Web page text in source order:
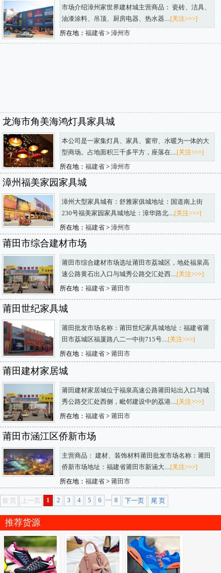
市场介绍漳州家世界建材城主营商品： 瓷砖、洁具、
油漆涂料、吊顶、厨房电器、热水器....[关注>>>]
所在地： 福建省> 漳州市
龙海市角美海鸿灯具家具城
本公司是一家集灯具、家具、窗帘、水暖为一体的大
型商场。占地面积三千多平方，座落在....[关注>>>]
所在地： 福建省> 漳州市
漳州福美家园家具城
漳州大型家具城有：舒雅家俱城地址：国道南上街
230号福美家园家具城地址：漳华路北....[关注>>>]
所在地： 福建省> 漳州市
莆田市综合建材市场
莆田市综合建材市场选址莆田市荔城区，地处福泉高
速公路黄石出入口与城秀公路交汇处西....[关注>>>]
所在地： 福建省> 莆田市
莆田世纪家具城
莆田批发市场名称：莆田世纪家具城地址：福建省莆
田市荔城区福厦路八二一中街715号....[关注>>>]
所在地： 福建省> 莆田市
莆田建材家居城
莆田建材家居城位于福泉高速公路莆田站出入口与城
秀公路交汇处西侧，毗邻建设中的荔港....[关注>>>]
所在地： 福建省> 莆田市
莆田市涵江区侨新市场
主营商品： 建材、装饰材料莆田批发市场名称：莆田
侨新市场地址：福建省莆田市新涵大.... [关注>>>]
所在地： 福建省> 莆田市
首 页 上一页 1 2 3 4 5 6 8 下一页 尾 页
推荐货源